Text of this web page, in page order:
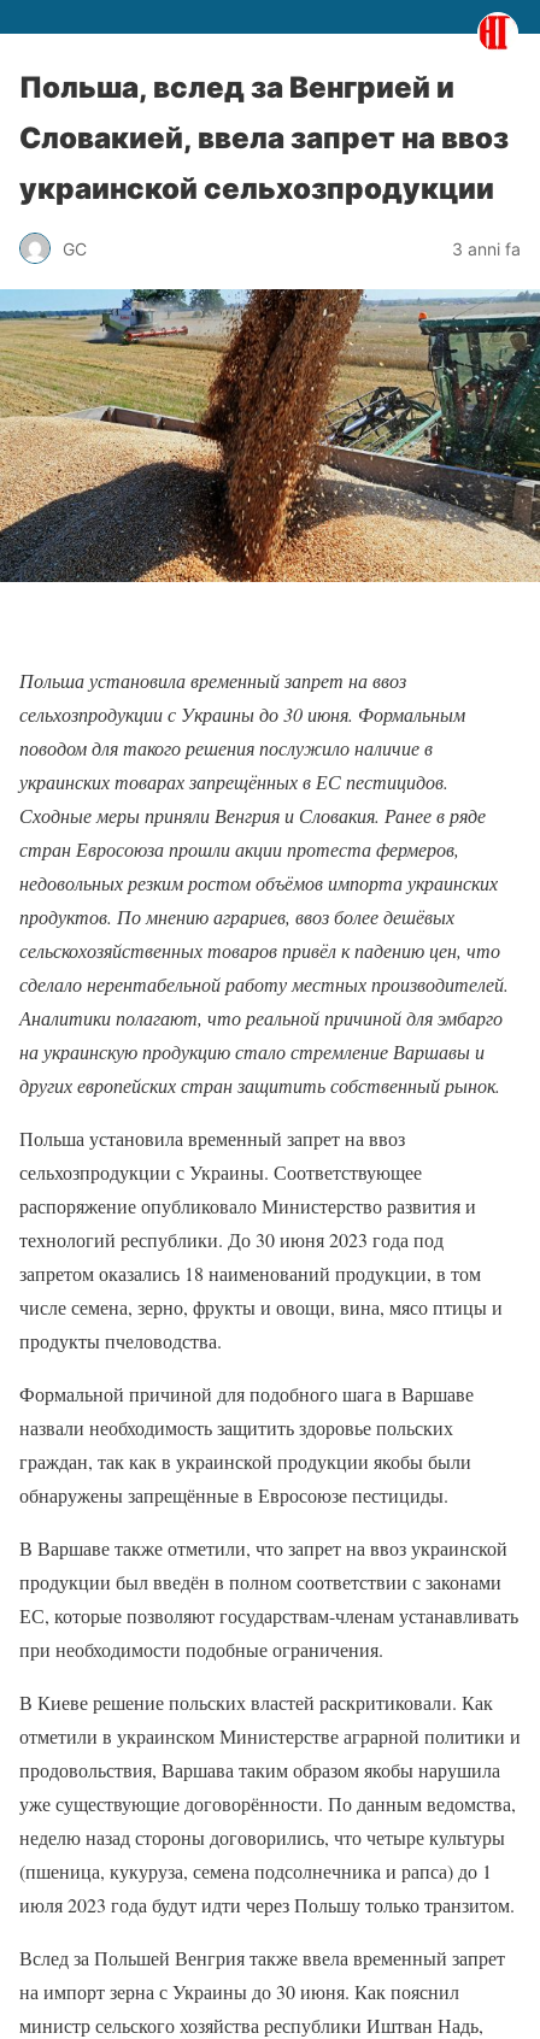
Польша, вслед за Венгрией и
Словакией, ввела запрет на ввоз
украинской сельхозпродукции
GC 3 anni fa
Польша установила временный запрет на ввоз
сельхозпродукции с Украины до 30 июня. Формальным
поводом для такого решения послужило наличие в
украинских товарах запрещённых в ЕС пестицидов.
Сходные меры приняли Венгрия и Словакия. Ранее в ряде
стран Евросоюза прошли акции протеста фермеров,
недовольных резким ростом объёмов импорта украинских
продуктов. По мнению аграриев, ввоз более дешёвых
сельскохозяйственных товаров привёл к падению цен, что
сделало нерентабельной работу местных производителей.
Аналитики полагают, что реальной причиной для эмбарго
на украинскую продукцию стало стремление Варшавы и
других европейских стран защитить собственный рынок.
Польша установила временный запрет на ввоз
сельхозпродукции с Украины. Соответствующее
распоряжение опубликовало Министерство развития и
технологий республики. До 30 июня 2023 года под
запретом оказались 18 наименований продукции, в том
числе семена, зерно, фрукты и овощи, вина, мясо птицы и
продукты пчеловодства.
Формальной причиной для подобного шага в Варшаве
назвали необходимость защитить здоровье польских
граждан, так как в украинской продукции якобы были
обнаружены запрещённые в Евросоюзе пестициды.
В Варшаве также отметили, что запрет на ввоз украинской
продукции был введён в полном соответствии с законами
ЕС, которые позволяют государствам-членам устанавливать
при необходимости подобные ограничения.
В Киеве решение польских властей раскритиковали. Как
отметили в украинском Министерстве аграрной политики и
продовольствия, Варшава таким образом якобы нарушила
уже существующие договорённости. По данным ведомства,
неделю назад стороны договорились, что четыре культуры
(пшеница, кукуруза, семена подсолнечника и рапса) до 1
июля 2023 года будут идти через Польшу только транзитом.
Вслед за Польшей Венгрия также ввела временный запрет
на импорт зерна с Украины до 30 июня. Как пояснил
министр сельского хозяйства республики Иштван Надь,